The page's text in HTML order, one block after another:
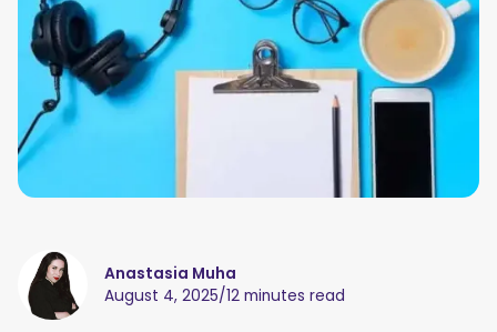
Anastasia Muha
August 4, 2025/12 minutes read